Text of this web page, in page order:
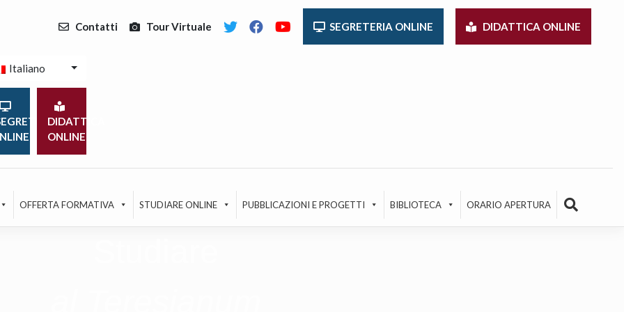
Contatti Tour Virtuale SEGRETERIA ONLINE DIDATTICA ONLINE
Italiano
DIDATTICA
ONLINE
OFFERTA FORMATIVA STUDIARE ONLINE PUBBLICAZIONI E PROGETTI BIBLIOTECA ORARIO APERTURA